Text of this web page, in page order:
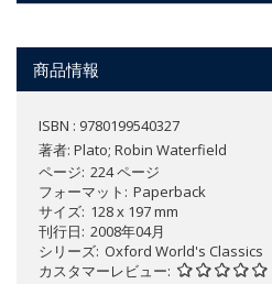
商品情報
ISBN : 9780199540327
著者: Plato; Robin Waterfield
ページ 224 ページ
フォーマット
Paperback
サイズ 128 x 197 mm
刊行日 2008年04月
シリーズ Oxford World's Classics
カスタマーレビュー